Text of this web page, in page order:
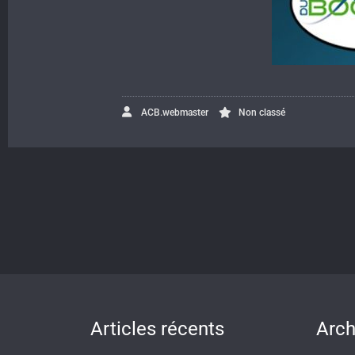
ACB.webmaster Non classé
Articles récents